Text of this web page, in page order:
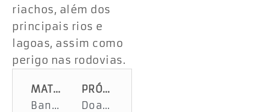
riachos, além dos
principais rios e
lagoas, assim como
perigo nas rodovias.
MATÉRIA ANTERIOR
Banese lança Credi Junino 2025 com foco no aquecimento da economia sergipana
PRÓXIMA MATÉRIA
Doação de Órgãos renova a esperança de pessoas que aguardam por um transplante